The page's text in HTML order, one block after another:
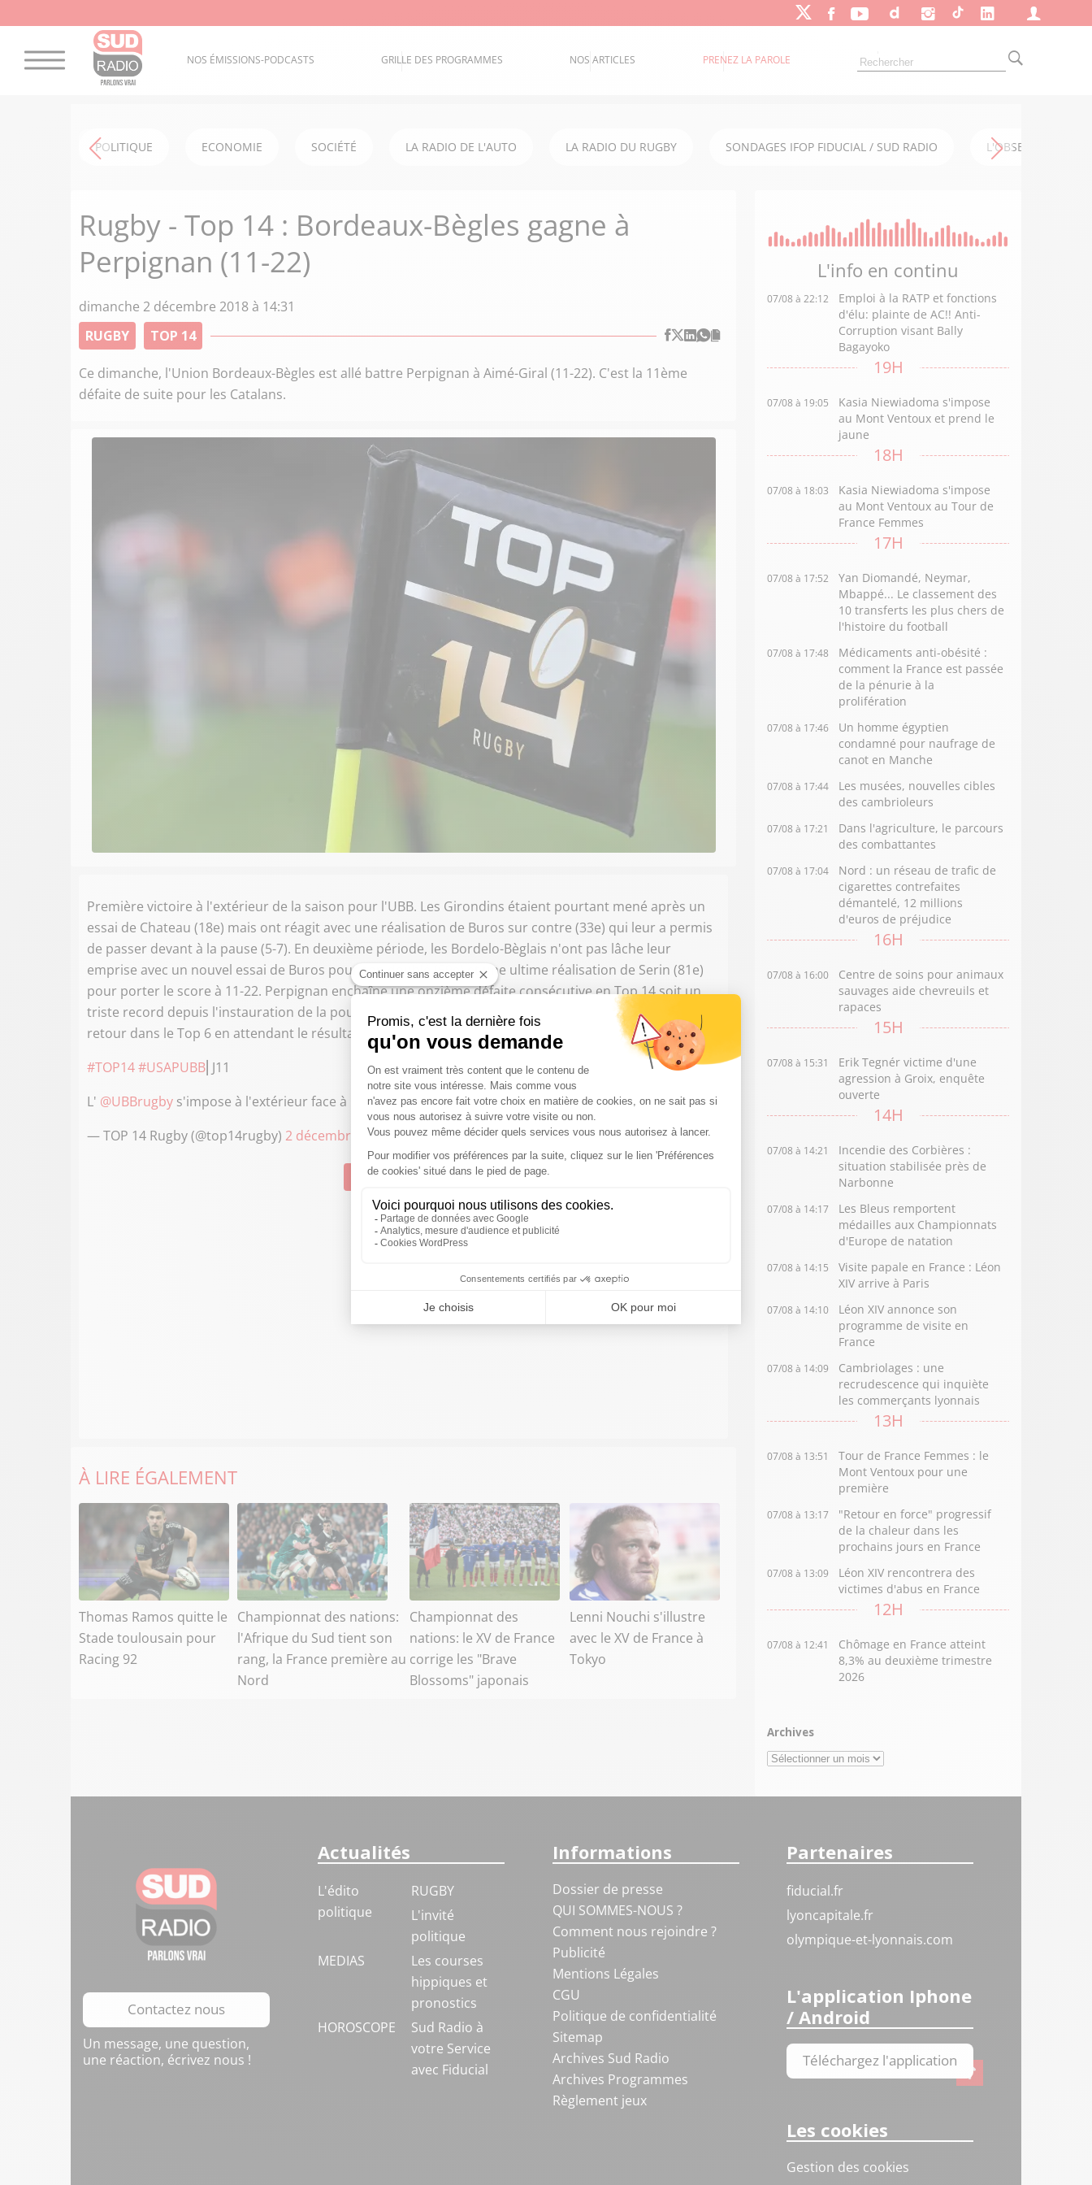
NOS ÉMISSIONS-PODCASTS GRILLE DES PROGRAMMES NOS ARTICLES PRENEZ LA PAROLE
POLITIQUE ECONOMIE SOCIÉTÉ LA RADIO DE L'AUTO LA RADIO DU RUGBY SONDAGES IFOP FIDUCIAL / SUD RADIO L'OBSERVATOIRE
Rugby - Top 14 : Bordeaux-Bègles gagne à
Perpignan (11-22)
dimanche 2 décembre 2018 à 14:31
RUGBY
TOP 14
Ce dimanche, l'Union Bordeaux-Bègles est allé battre Perpignan à Aimé-Giral (11-22). C'est la 11ème
défaite de suite pour les Catalans.
Première victoire à l'extérieur de la saison pour l'UBB. Les Girondins étaient pourtant mené après un
essai de Chateau (18e) mais ont réagit avec une réalisation de Buros sur contre (33e) qui leur a permis
de passer devant à la pause (5-7). En deuxième période, les Bordelo-Bèglais n'ont pas lâche leur
emprise avec un nouvel essai de Buros pour son doublé (59e) et une ultime réalisation de Serin (81e)
pour porter le score à 11-22. Perpignan enchaîne une onzième défaite consécutive en Top 14 soit un
triste record depuis l'instauration de la poule unique. Bordeaux-Bègles confirme en revanche son
retour dans le Top 6 en attendant le résultat du Classico Toulouse - Paris à 16h50.
#TOP14#USAPUBB ⎢J11
L' @UBBrugby s'impose à l'extérieur face à l' @usap_officiel!pic.twitter.com/SvRDx2cSUq
— TOP 14 Rugby (@top14rugby) 2 décembre 2018
Suivre Sud Radio
À LIRE ÉGALEMENT
Thomas Ramos quitte le
Stade toulousain pour
Racing 92
Championnat des nations:
l'Afrique du Sud tient son
rang, la France première au
Nord
Championnat des
nations: le XV de France
corrige les "Brave
Blossoms" japonais
Lenni Nouchi s'illustre
avec le XV de France à
Tokyo
L'info en continu
07/08 à 22:12
Emploi à la RATP et fonctions
d'élu: plainte de AC!! Anti-
Corruption visant Bally
Bagayoko
19H
07/08 à 19:05
Kasia Niewiadoma s'impose
au Mont Ventoux et prend le
jaune
18H
07/08 à 18:03
Kasia Niewiadoma s'impose
au Mont Ventoux au Tour de
France Femmes
17H
07/08 à 17:52
Yan Diomandé, Neymar,
Mbappé... Le classement des
10 transferts les plus chers de
l'histoire du football
07/08 à 17:48
Médicaments anti-obésité :
comment la France est passée
de la pénurie à la
prolifération
07/08 à 17:46
Un homme égyptien
condamné pour naufrage de
canot en Manche
07/08 à 17:44
Les musées, nouvelles cibles
des cambrioleurs
07/08 à 17:21
Dans l'agriculture, le parcours
des combattantes
07/08 à 17:04
Nord : un réseau de trafic de
cigarettes contrefaites
démantelé, 12 millions
d'euros de préjudice
16H
07/08 à 16:00
Centre de soins pour animaux
sauvages aide chevreuils et
rapaces
15H
07/08 à 15:31
Erik Tegnér victime d'une
agression à Groix, enquête
ouverte
14H
07/08 à 14:21
Incendie des Corbières :
situation stabilisée près de
Narbonne
07/08 à 14:17
Les Bleus remportent
médailles aux Championnats
d'Europe de natation
07/08 à 14:15
Visite papale en France : Léon
XIV arrive à Paris
07/08 à 14:10
Léon XIV annonce son
programme de visite en
France
07/08 à 14:09
Cambriolages : une
recrudescence qui inquiète
les commerçants lyonnais
13H
07/08 à 13:51
Tour de France Femmes : le
Mont Ventoux pour une
première
07/08 à 13:17
"Retour en force" progressif
de la chaleur dans les
prochains jours en France
07/08 à 13:09
Léon XIV rencontrera des
victimes d'abus en France
12H
07/08 à 12:41
Chômage en France atteint
8,3% au deuxième trimestre
2026
Archives
Archives
Contactez nous
Un message, une question,
une réaction, écrivez nous !
Actualités
L'édito
politique
RUGBY
L'invité
politique
MEDIAS
Les courses
hippiques et
pronostics
HOROSCOPE
Sud Radio à
votre Service
avec Fiducial
Informations
Dossier de presse
QUI SOMMES-NOUS ?
Comment nous rejoindre ?
Publicité
Mentions Légales
CGU
Politique de confidentialité
Sitemap
Archives Sud Radio
Archives Programmes
Règlement jeux
Partenaires
fiducial.fr
lyoncapitale.fr
olympique-et-lyonnais.com
L'application Iphone
/ Android
Téléchargez l'application
Les cookies
Gestion des cookies